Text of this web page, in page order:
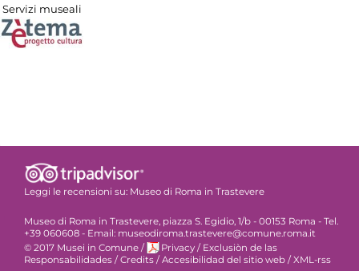
Servizi museali
Leggi le recensioni su: Museo di Roma in Trastevere
Museo di Roma in Trastevere, piazza S. Egidio, 1/b - 00153 Roma - Tel.
+39 060608 - Email: museodiroma.trastevere@comune.roma.it
© 2017 Musei in Comune / Privacy / Exclusiòn de las
Responsabilidades /Credits /Accesibilidad del sitio web /XML-rss